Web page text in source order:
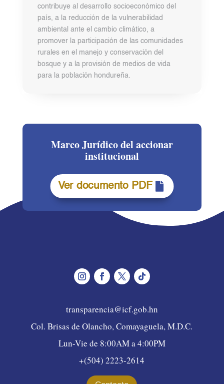
contribuye al desarrollo socioeconómico del
país, a la reducción de la vulnerabilidad
ambiental ante el cambio climático, a
promover la participación de las comunidades
rurales en el manejo y conservación del
bosque y a la provisión de medios de vida
para la población hondureña.
Marco Jurídico del accionar
institucional
Ver documento PDF
transparencia@icf.gob.hn
Col. Brisas de Olancho, Comayaguela, M.D.C.
Lun-Vie de 8:00AM a 4:00PM
+(504) 2223-2614